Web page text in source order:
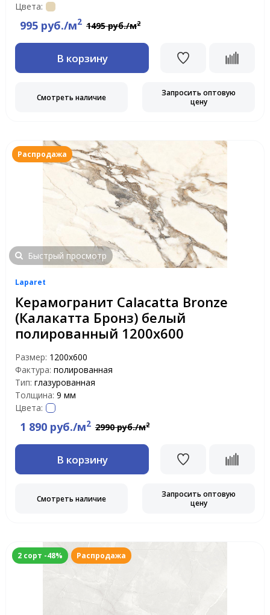
Цвета:
995 руб./м2 1495 руб./м2
В корзину
Смотреть наличие
Запросить оптовую
цену
Распродажа
Быстрый просмотр
Laparet
Керамогранит Calacatta Bronze
(Калакатта Бронз) белый
полированный 1200х600
Размер: 1200x600
Фактура: полированная
Тип: глазурованная
Толщина: 9 мм
Цвета:
1 890 руб./м2 2990 руб./м2
В корзину
Смотреть наличие
Запросить оптовую
цену
2 сорт -48% Распродажа